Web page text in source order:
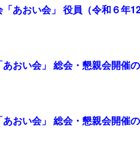
あおい会」 役員（令和６年12
おい会」 総会・懇親会開催
おい会」 総会・懇親会開催